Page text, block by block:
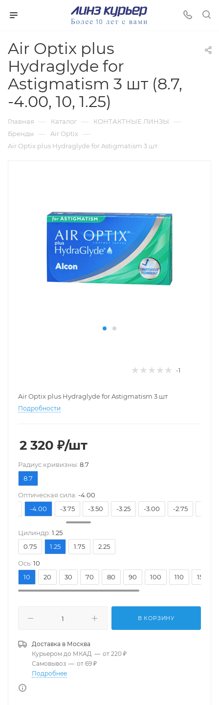
Air Optix plus
Hydraglyde for
Astigmatism 3 шт (8.7,
-4.00, 10, 1.25)
Главная — Каталог — КОНТАКТНЫЕ ЛИНЗЫ —
Бренды — Air Optix —
Air Optix plus Hydraglyde for Astigmatism 3 шт
-1
Air Optix plus Hydraglyde for Astigmatism 3 шт
Подробности
2 320 ₽/шт
Pадиус кривизны: 8.7
8.7
Оптическая сила: -4.00
-4.00 -3.75 -3.50 -3.25 -3.00 -2.75
Цилиндр: 1.25
0.75
1.25 1.75 2.25
Ось: 10
10
20 30 70 80 90 100 110 150
В КОРЗИНУ
Доставка в Москва
Курьером до МКАД — от 220 ₽
Самовывоз — от 69 ₽
Подробнее